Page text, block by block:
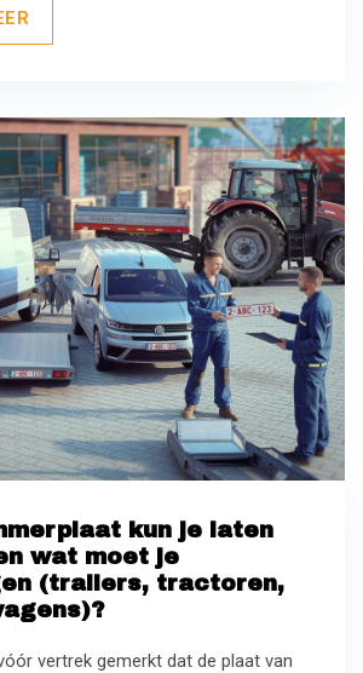
kun je laten
wat moet je
(trailers, tractoren,
vertrek gemerkt dat de plaat van